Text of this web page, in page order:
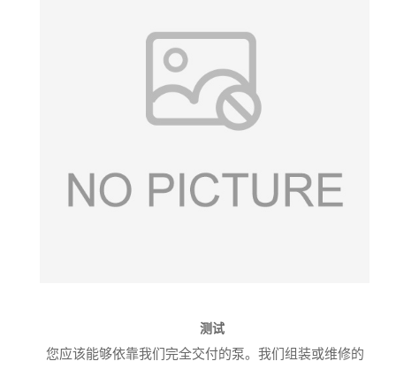
测试
您应该能够依靠我们完全交付的泵。 我们组装或维修的